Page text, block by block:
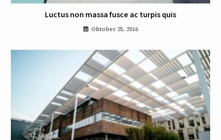
Luctus non massa fusce ac turpis quis
Oktober 25, 2016